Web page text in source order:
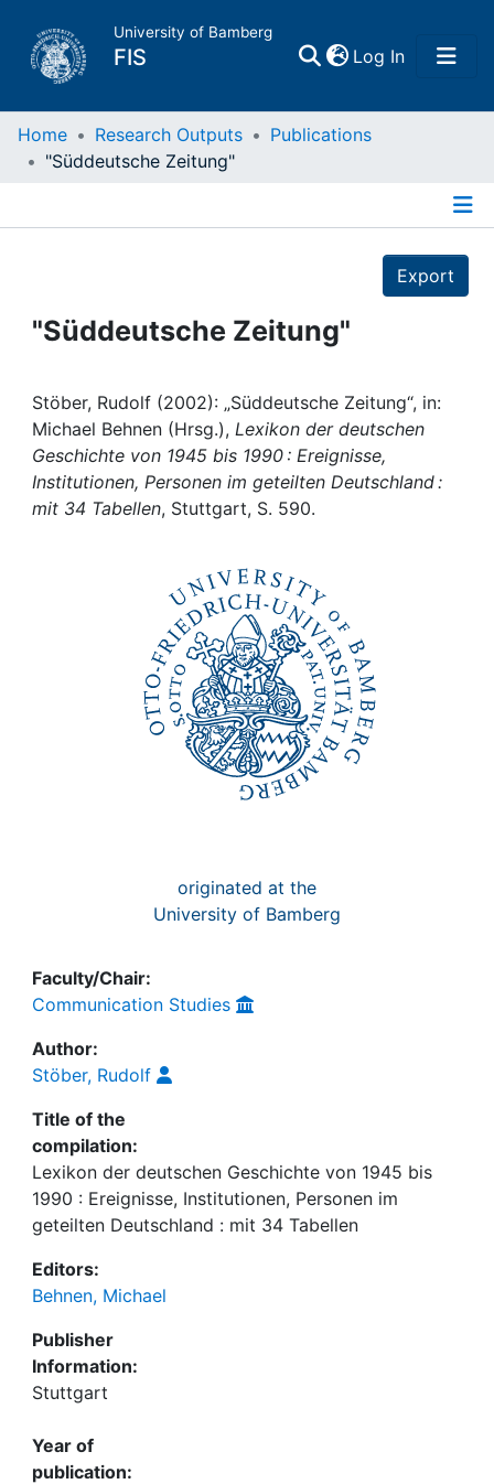
University of Bamberg
FIS Log In(current)
Home
Projects
Institutions
Awards
Home Research Outputs
Publications
"Süddeutsche Zeitung"
Export
"Süddeutsche Zeitung"
Stöber, Rudolf (2002): „Süddeutsche Zeitung“, in:
Michael Behnen (Hrsg.), Lexikon der deutschen
Geschichte von 1945 bis 1990 : Ereignisse,
Institutionen, Personen im geteilten Deutschland :
mit 34 Tabellen, Stuttgart, S. 590.
originated at the
University of Bamberg
Faculty/Chair:
Communication Studies
Author:
Stöber, Rudolf
Title of the
compilation:
Lexikon der deutschen Geschichte von 1945 bis
1990 : Ereignisse, Institutionen, Personen im
geteilten Deutschland : mit 34 Tabellen
Editors:
Behnen, Michael
Publisher
Information:
Stuttgart
Year of
publication: